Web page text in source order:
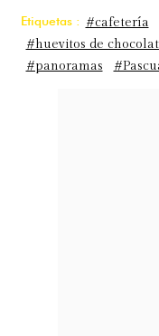
Etiquetas : #cafetería
#huevitos de
#panoramas